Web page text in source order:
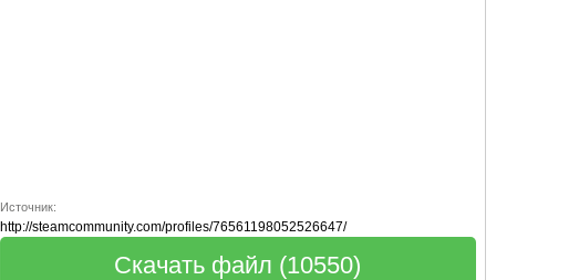
Источник:
http://steamcommunity.com/profiles/76561198052526647/
Скачать файл (10550)